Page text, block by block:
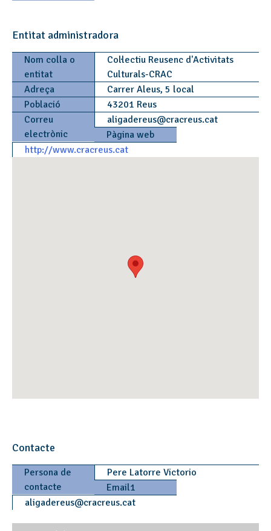
Entitat administradora
Nom colla o
entitat
Col·lectiu Reusenc d'Activitats
Culturals-CRAC
Adreça
Carrer Aleus, 5 local
Població
43201 Reus
Correu
electrònic
aligadereus@cracreus.cat
Pàgina web
http://www.cracreus.cat
Contacte
Persona de
contacte
Pere Latorre Victorio
Email1
aligadereus@cracreus.cat